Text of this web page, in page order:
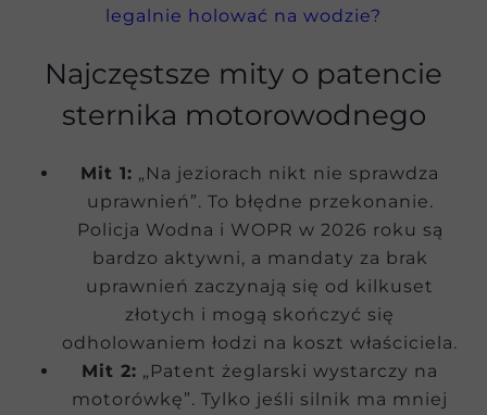
legalnie holować na wodzie?
Najczęstsze mity o patencie
sternika motorowodnego
Mit 1: „Na jeziorach nikt nie sprawdza
uprawnień”. To błędne przekonanie.
Policja Wodna i WOPR w 2026 roku są
bardzo aktywni, a mandaty za brak
uprawnień zaczynają się od kilkuset
złotych i mogą skończyć się
odholowaniem łodzi na koszt właściciela.
Mit 2: „Patent żeglarski wystarczy na
motorówkę”. Tylko jeśli silnik ma mniej